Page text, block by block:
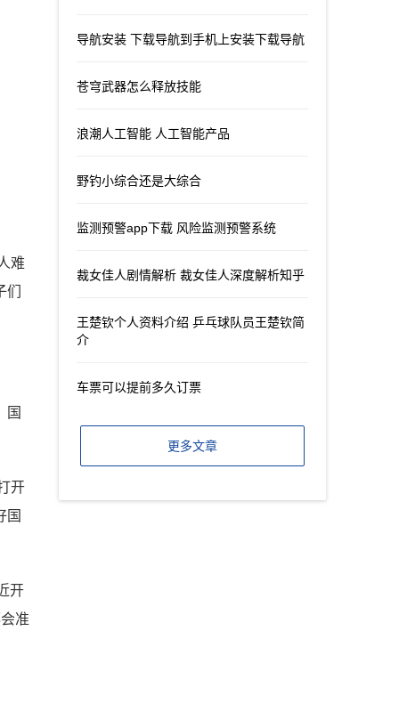
难
国
开
国
开
准
导航安装 下载导航到手机上安装下载导航
苍穹武器怎么释放技能
浪潮人工智能 人工智能产品
野钓小综合还是大综合
监测预警app下载 风险监测预警系统
裁女佳人剧情解析 裁女佳人深度解析知乎
王楚钦个人资料介绍 乒乓球队员王楚钦简
介
车票可以提前多久订票
更多文章